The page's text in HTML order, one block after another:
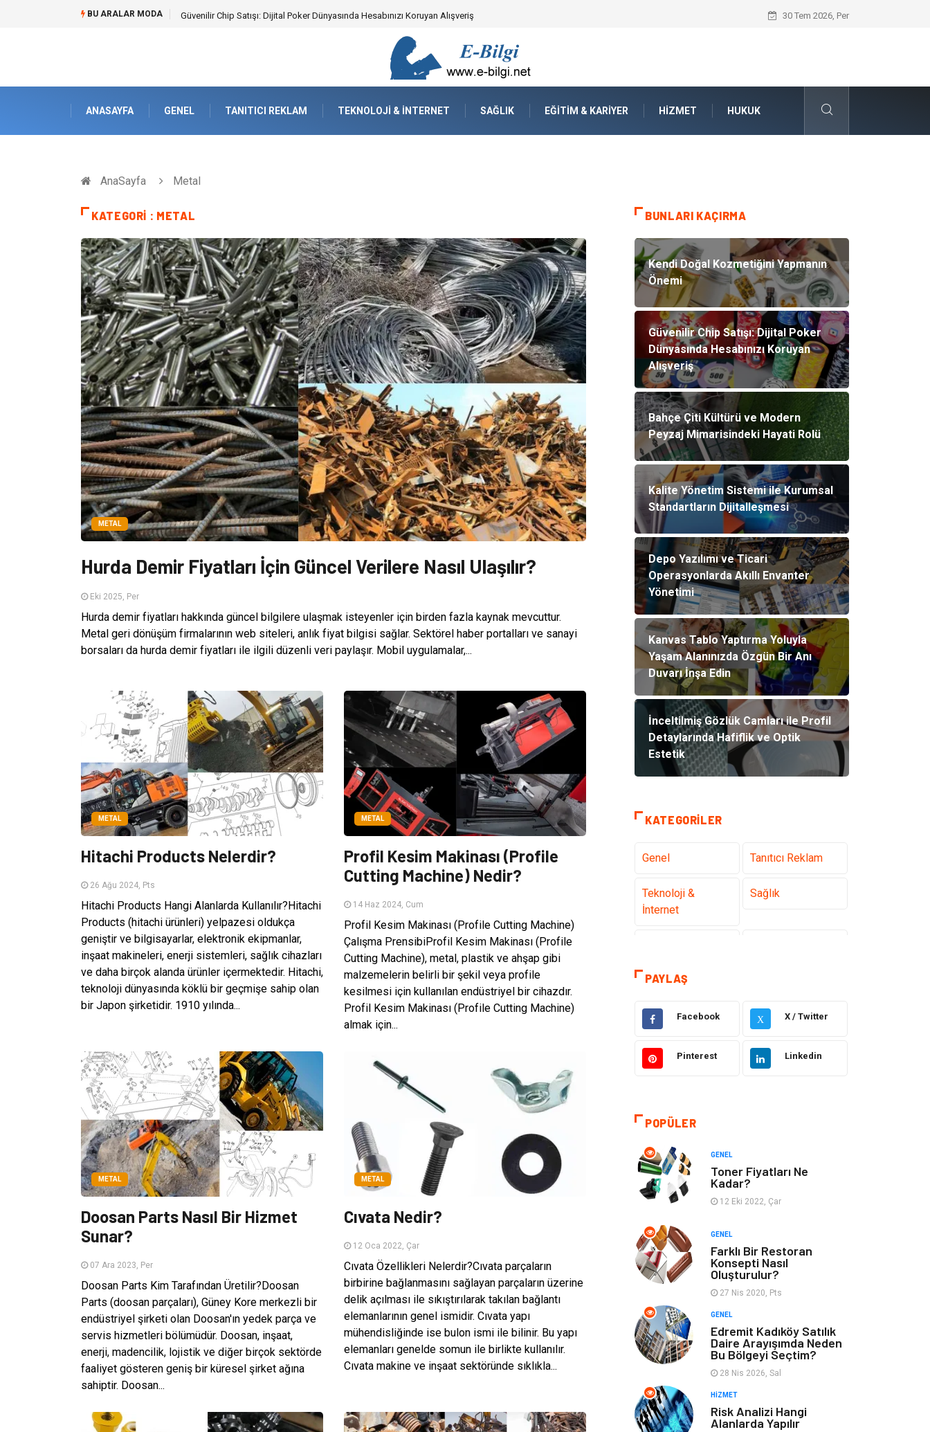
BU ARALAR MODA Bahçe Çiti Kültürü ve Modern Peyzaj Mimarisindeki Hayati Rolü Kalite Yönetim Sistemi ile Kurumsal
30 Tem 2026, Per
ANASAYFA GENEL TANITICI REKLAM TEKNOLOJI & İNTERNET SAĞLIK EĞITIM & KARIYER HIZMET HUKUK
AnaSayfa Metal
KATEGORI : METAL
METAL
Hurda Demir Fiyatları İçin Güncel Verilere Nasıl Ulaşılır?
Eki 2025, Per
Hurda demir fiyatları hakkında güncel bilgilere ulaşmak isteyenler için birden fazla kaynak mevcuttur.
Metal geri dönüşüm firmalarının web siteleri, anlık fiyat bilgisi sağlar. Sektörel haber portalları ve sanayi
borsaları da hurda demir fiyatları ile ilgili düzenli veri paylaşır. Mobil uygulamalar,...
METAL
Hitachi Products Nelerdir?
26 Ağu 2024, Pts
Hitachi Products Hangi Alanlarda Kullanılır?Hitachi
Products (hitachi ürünleri) yelpazesi oldukça
geniştir ve bilgisayarlar, elektronik ekipmanlar,
inşaat makineleri, enerji sistemleri, sağlık cihazları
ve daha birçok alanda ürünler içermektedir. Hitachi,
teknoloji dünyasında köklü bir geçmişe sahip olan
bir Japon şirketidir. 1910 yılında...
METAL
Profil Kesim Makinası (Profile
Cutting Machine) Nedir?
14 Haz 2024, Cum
Profil Kesim Makinası (Profile Cutting Machine)
Çalışma PrensibiProfil Kesim Makinası (Profile
Cutting Machine), metal, plastik ve ahşap gibi
malzemelerin belirli bir şekil veya profile
kesilmesi için kullanılan endüstriyel bir cihazdır.
Profil Kesim Makinası (Profile Cutting Machine)
almak için...
METAL
Doosan Parts Nasıl Bir Hizmet
Sunar?
07 Ara 2023, Per
Doosan Parts Kim Tarafından Üretilir?Doosan
Parts (doosan parçaları), Güney Kore merkezli bir
endüstriyel şirketi olan Doosan'ın yedek parça ve
servis hizmetleri bölümüdür. Doosan, inşaat,
enerji, madencilik, lojistik ve diğer birçok sektörde
faaliyet gösteren geniş bir küresel şirket ağına
sahiptir. Doosan...
METAL
Cıvata Nedir?
12 Oca 2022, Çar
Cıvata Özellikleri Nelerdir?Cıvata parçaların
birbirine bağlanmasını sağlayan parçaların üzerine
delik açılması ile sıkıştırılarak takılan bağlantı
elemanlarının genel ismidir. Cıvata yapı
mühendisliğinde ise bulon ismi ile bilinir. Bu yapı
elemanları genelde somun ile birlikte kullanılır.
Cıvata makine ve inşaat sektöründe sıklıkla...
BUNLARI KAÇIRMA
Kendi Doğal Kozmetiğini Yapmanın
Önemi
Güvenilir Chip Satışı: Dijital Poker
Dünyasında Hesabınızı Koruyan
Alışveriş
Bahçe Çiti Kültürü ve Modern
Peyzaj Mimarisindeki Hayati Rolü
Kalite Yönetim Sistemi ile Kurumsal
Standartların Dijitalleşmesi
Depo Yazılımı ve Ticari
Operasyonlarda Akıllı Envanter
Yönetimi
Kanvas Tablo Yaptırma Yoluyla
Yaşam Alanınızda Özgün Bir Anı
Duvarı İnşa Edin
İnceltilmiş Gözlük Camları ile Profil
Detaylarında Hafiflik ve Optik
Estetik
KATEGORILER
Genel Tanıtıcı Reklam
Teknoloji &
İnternet
Sağlık
Hukuk
Gündem Elektronik
Otomotiv Sağlıklı Yaşam
Tatil
Alışveriş
Genel Kültür
Metal
Müzik Finans & Ekonomi
Anne & Çocuk
Ev İşleri Gayrimenkul
Organizasyon Keyif & Hobi
Astroloji
PAYLAŞ
Facebook X X / Twitter
Pinterest Linkedin
POPÜLER
GENEL
Toner Fiyatları Ne
Kadar?
12 Eki 2022, Çar
GENEL
Farklı Bir Restoran
Konsepti Nasıl
Oluşturulur?
27 Nis 2020, Pts
GENEL
Edremit Kadıköy Satılık
Daire Arayışımda Neden
Bu Bölgeyi Seçtim?
28 Nis 2026, Sal
HIZMET
Risk Analizi Hangi
Alanlarda Yapılır